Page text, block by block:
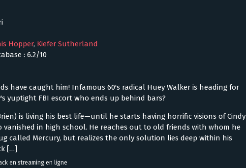
Hopper, Kiefer Sutherland
: 6.2/10
have caught him! Infamous 60's radical Huey Walker is heading for
yuptight FBI escort who ends up behind bars?
is living his best life—until he starts having horrific visions of Cindy
vanished in high school. He reaches out to old friends with whom he
called Mercury, but realizes the only solution lies deep within his
[…]
en streaming en ligne